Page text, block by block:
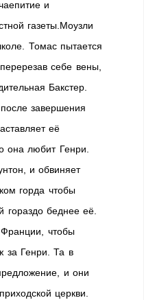
и
газеты.Моузли
Томас пытается
себе вены,
Бакстер.
завершения
её
она любит Генри.
и обвиняет
горда чтобы
гораздо беднее её.
чтобы
за Генри. Та в
и они
церкви.